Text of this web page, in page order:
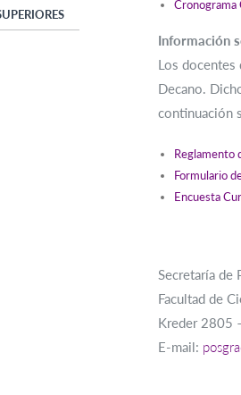
Cronograma
Información
Los docentes
Decano.
continuación
Reglamento
Formulario
Encuesta
Secretaría de
Facultad de
Kreder 2805
E-mail: